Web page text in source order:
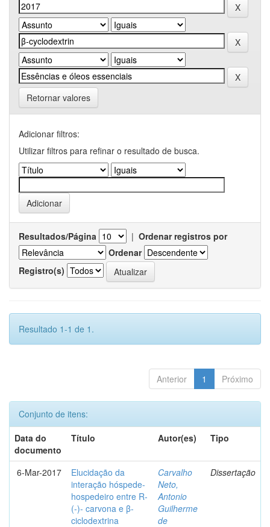
Retornar valores
Adicionar filtros:
Utilizar filtros para refinar o resultado de busca.
Resultados/Página | Ordenar registros por
Ordenar
Registro(s)
Resultado 1-1 de 1.
Anterior 1 Próximo
Conjunto de itens:
Data do
documento
Título Autor(es) Tipo
6-Mar-2017
Elucidação da
interação hóspede-
hospedeiro entre R-
(-)- carvona e β-
ciclodextrina
Carvalho
Neto,
Antonio
Guilherme
de
Dissertação